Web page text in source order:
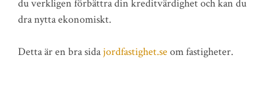
du verkligen förbättra din kreditvärdighet och kan du
dra nytta ekonomiskt.
Detta är en bra sidajordfastighet.se om fastigheter.